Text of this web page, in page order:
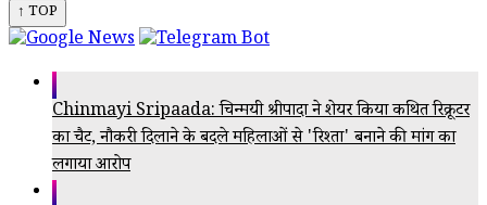
↑ TOP
Chinmayi Sripaada: चिन्मयी श्रीपादा ने शेयर किया कथित रिक्रूटर
का चैट, नौकरी दिलाने के बदले महिलाओं से 'रिश्ता' बनाने की मांग का
लगाया आरोप